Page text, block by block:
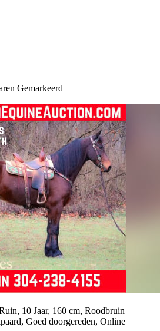
Gemarkeerd
10 Jaar, 160 cm, Roodbruin
Goed doorgereden, Online